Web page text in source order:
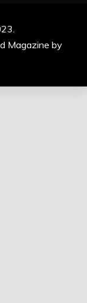
Magazine by